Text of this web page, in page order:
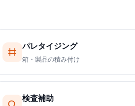
パレタイジング
箱・製品の積み付け
検査補助